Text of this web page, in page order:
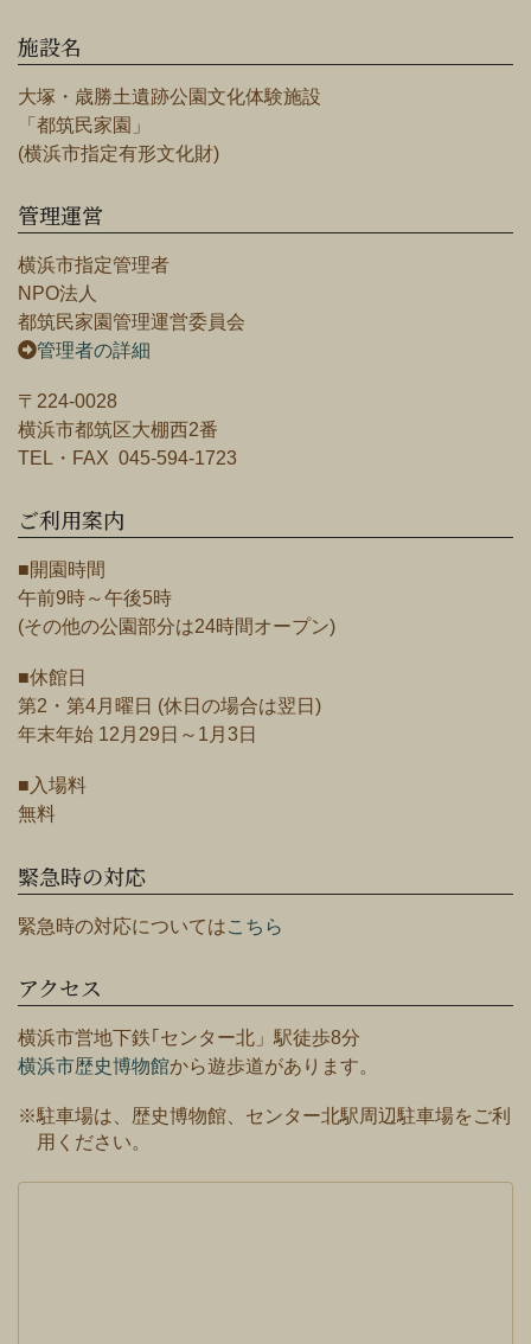
施設名
大塚・歳勝土遺跡公園文化体験施設
「都筑民家園」
(横浜市指定有形文化財)
管理運営
横浜市指定管理者
NPO法人
都筑民家園管理運営委員会
管理者の詳細
〒224-0028
横浜市都筑区大棚西2番
TEL・FAX 045-594-1723
ご利用案内
■開園時間
午前9時～午後5時
(その他の公園部分は24時間オープン)
■休館日
第2・第4月曜日 (休日の場合は翌日)
年末年始 12月29日～1月3日
■入場料
無料
緊急時の対応
緊急時の対応についてはこちら
アクセス
横浜市営地下鉄｢センター北」駅徒歩8分
横浜市歴史博物館から遊歩道があります。
※駐車場は、歴史博物館、センター北駅周辺駐車場をご利
用ください。